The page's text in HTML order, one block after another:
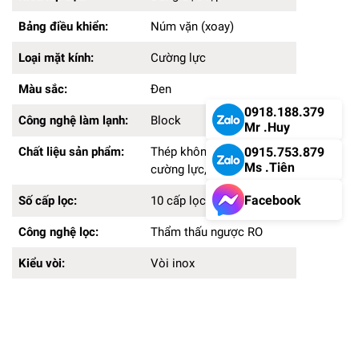
Kiểu vòi:Vòi inox
Bảng điều khiển: Núm vặn (xoay)
Loại mặt kính: Cường lực
Màu sắc: Đen
Công nghệ làm lạnh: Block
Chất liệu sản phẩm:
Thép không gỉ, kính
cường lực, nhựa
Số cấp lọc: 10 cấp lọc
Công nghệ lọc: Thẩm thấu ngược RO
Kiểu vòi: Vòi inox
0918.188.379
Mr .Huy
0915.753.879
Ms .Tiên
Facebook